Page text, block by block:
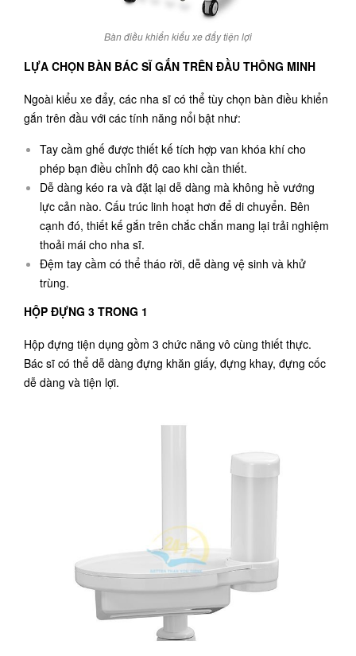
Bàn điều khiển kiểu xe đẩy tiện lợi
LỰA CHỌN BÀN BÁC SĨ GẮN TRÊN ĐẦU THÔNG MINH
Ngoài kiểu xe đẩy, các nha sĩ có thể tùy chọn bàn điều khiển
gắn trên đầu với các tính năng nổi bật như:
Tay cầm ghế được thiết kế tích hợp van khóa khí cho
phép bạn điều chỉnh độ cao khi cần thiết.
Dễ dàng kéo ra và đặt lại dễ dàng mà không hề vướng
lực cản nào. Cấu trúc linh hoạt hơn để di chuyển. Bên
cạnh đó, thiết kế gắn trên chắc chắn mang lại trải nghiệm
thoải mái cho nha sĩ.
Đệm tay cầm có thể tháo rời, dễ dàng vệ sinh và khử
trùng.
HỘP ĐỰNG 3 TRONG 1
Hộp đựng tiện dụng gồm 3 chức năng vô cùng thiết thực.
Bác sĩ có thể dễ dàng đựng khăn giấy, đựng khay, đựng cốc
dễ dàng và tiện lợi.